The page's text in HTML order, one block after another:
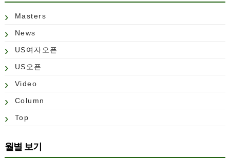
Masters
News
US여자오픈
US오픈
Video
Column
Top
월별 보기